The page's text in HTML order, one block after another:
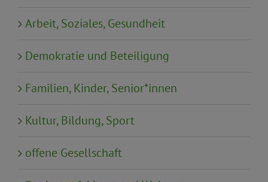
Arbeit, Soziales, Gesundheit
Demokratie und Beteiligung
Familien, Kinder, Senior*innen
Kultur, Bildung, Sport
offene Gesellschaft